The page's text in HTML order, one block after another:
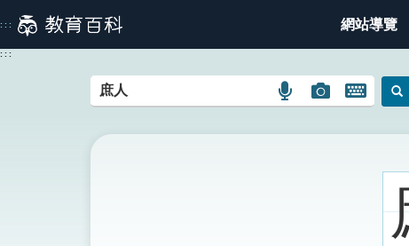
到
主
::: 網站導覽
:::
語
搜
圖
搜
開
鍵